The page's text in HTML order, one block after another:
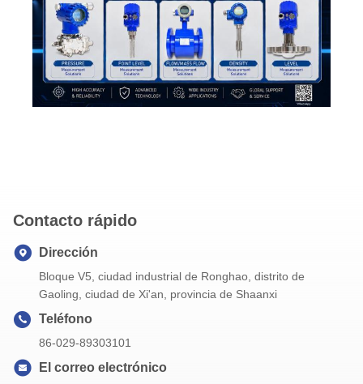
Contacto rápido
Dirección
Bloque V5, ciudad industrial de Ronghao, distrito de
Gaoling, ciudad de Xi'an, provincia de Shaanxi
Teléfono
86-029-89303101
El correo electrónico